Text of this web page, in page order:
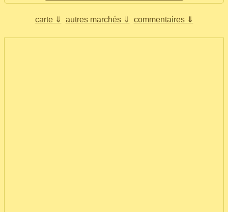
carte ⇓ autres marchés ⇓ commentaires ⇓